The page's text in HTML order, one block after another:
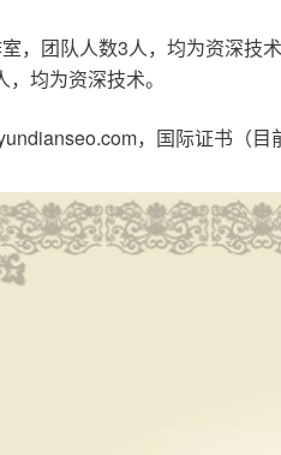
，团队人数3人，均为资深
均为资深技术。
，国际证书（目